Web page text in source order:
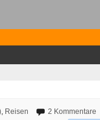
, Reisen 2 Kommentare